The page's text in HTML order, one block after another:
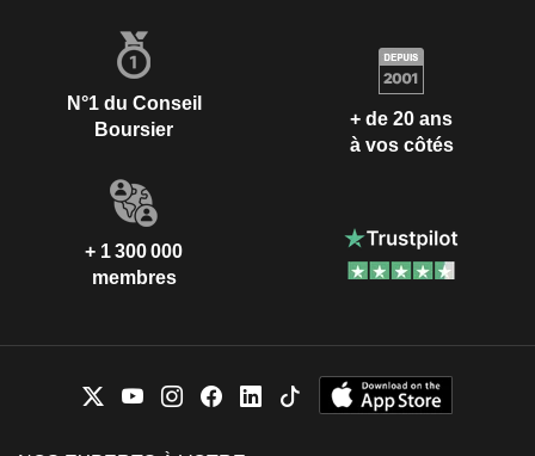
N°1 du Conseil
Boursier
+ de 20 ans
à vos côtés
+ 1 300 000
membres